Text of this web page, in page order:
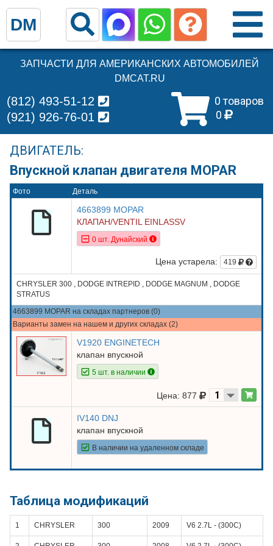
ЗАПЧАСТИ ДЛЯ АМЕРИКАНСКИХ АВТОМОБИЛЕЙ
DMCAT.RU
0 товаров
0
(812) 493-51-12
(921) 926-76-01
ДВИГАТЕЛЬ:
Впускной клапан двигателя MOPAR
Фото Деталь
4663899 MOPAR
КЛАПАН/VENTIL EINLASSV
0 шт. Дунайский
Цена устарела: 419
CHRYSLER 300 , DODGE INTREPID , DODGE MAGNUM , DODGE
STRATUS
4663899 MOPAR на складах партнеров (0)
Варианты замен на нашем и других складах (2)
V1920 ENGINETECH
клапан впускной
5 шт. в наличии
Цена: 877
IV140 DNJ
клапан впускной
В наличии на удаленном складе
Таблица модификаций
1 CHRYSLER 300 2009 V6 2.7L - (300С)
DM